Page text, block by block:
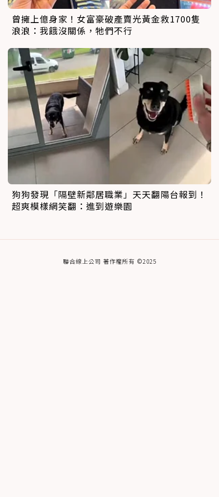
曾擁上億身家！女富豪破產賣光黃金救1700隻
浪浪：我餓沒關係，牠們不行
狗狗發現「隔壁新鄰居職業」天天翻陽台報到！
超爽模樣網笑翻：進到遊樂園
聯合線上公司 著作權所有 ©2025